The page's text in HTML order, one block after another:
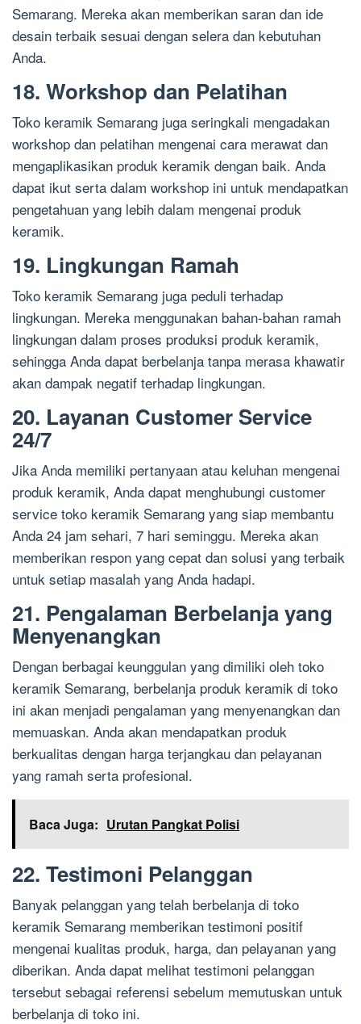
Semarang. Mereka akan memberikan saran dan ide
desain terbaik sesuai dengan selera dan kebutuhan
Anda.
18. Workshop dan Pelatihan
Toko keramik Semarang juga seringkali mengadakan
workshop dan pelatihan mengenai cara merawat dan
mengaplikasikan produk keramik dengan baik. Anda
dapat ikut serta dalam workshop ini untuk mendapatkan
pengetahuan yang lebih dalam mengenai produk
keramik.
19. Lingkungan Ramah
Toko keramik Semarang juga peduli terhadap
lingkungan. Mereka menggunakan bahan-bahan ramah
lingkungan dalam proses produksi produk keramik,
sehingga Anda dapat berbelanja tanpa merasa khawatir
akan dampak negatif terhadap lingkungan.
20. Layanan Customer Service
24/7
Jika Anda memiliki pertanyaan atau keluhan mengenai
produk keramik, Anda dapat menghubungi customer
service toko keramik Semarang yang siap membantu
Anda 24 jam sehari, 7 hari seminggu. Mereka akan
memberikan respon yang cepat dan solusi yang terbaik
untuk setiap masalah yang Anda hadapi.
21. Pengalaman Berbelanja yang
Menyenangkan
Dengan berbagai keunggulan yang dimiliki oleh toko
keramik Semarang, berbelanja produk keramik di toko
ini akan menjadi pengalaman yang menyenangkan dan
memuaskan. Anda akan mendapatkan produk
berkualitas dengan harga terjangkau dan pelayanan
yang ramah serta profesional.
Baca Juga: Urutan Pangkat Polisi
22. Testimoni Pelanggan
Banyak pelanggan yang telah berbelanja di toko
keramik Semarang memberikan testimoni positif
mengenai kualitas produk, harga, dan pelayanan yang
diberikan. Anda dapat melihat testimoni pelanggan
tersebut sebagai referensi sebelum memutuskan untuk
berbelanja di toko ini.